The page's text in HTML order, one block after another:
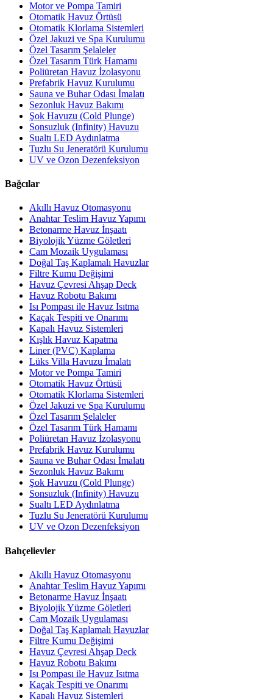
Motor ve Pompa Tamiri
Otomatik Havuz Örtüsü
Otomatik Klorlama Sistemleri
Özel Jakuzi ve Spa Kurulumu
Özel Tasarım Şelaleler
Özel Tasarım Türk Hamamı
Poliüretan Havuz İzolasyonu
Prefabrik Havuz Kurulumu
Sauna ve Buhar Odası İmalatı
Sezonluk Havuz Bakımı
Şok Havuzu (Cold Plunge)
Sonsuzluk (Infinity) Havuzu
Sualtı LED Aydınlatma
Tuzlu Su Jeneratörü Kurulumu
UV ve Ozon Dezenfeksiyon
Bağcılar
Akıllı Havuz Otomasyonu
Anahtar Teslim Havuz Yapımı
Betonarme Havuz İnşaatı
Biyolojik Yüzme Göletleri
Cam Mozaik Uygulaması
Doğal Taş Kaplamalı Havuzlar
Filtre Kumu Değişimi
Havuz Çevresi Ahşap Deck
Havuz Robotu Bakımı
Isı Pompası ile Havuz Isıtma
Kaçak Tespiti ve Onarımı
Kapalı Havuz Sistemleri
Kışlık Havuz Kapatma
Liner (PVC) Kaplama
Lüks Villa Havuzu İmalatı
Motor ve Pompa Tamiri
Otomatik Havuz Örtüsü
Otomatik Klorlama Sistemleri
Özel Jakuzi ve Spa Kurulumu
Özel Tasarım Şelaleler
Özel Tasarım Türk Hamamı
Poliüretan Havuz İzolasyonu
Prefabrik Havuz Kurulumu
Sauna ve Buhar Odası İmalatı
Sezonluk Havuz Bakımı
Şok Havuzu (Cold Plunge)
Sonsuzluk (Infinity) Havuzu
Sualtı LED Aydınlatma
Tuzlu Su Jeneratörü Kurulumu
UV ve Ozon Dezenfeksiyon
Bahçelievler
Akıllı Havuz Otomasyonu
Anahtar Teslim Havuz Yapımı
Betonarme Havuz İnşaatı
Biyolojik Yüzme Göletleri
Cam Mozaik Uygulaması
Doğal Taş Kaplamalı Havuzlar
Filtre Kumu Değişimi
Havuz Çevresi Ahşap Deck
Havuz Robotu Bakımı
Isı Pompası ile Havuz Isıtma
Kaçak Tespiti ve Onarımı
Kapalı Havuz Sistemleri